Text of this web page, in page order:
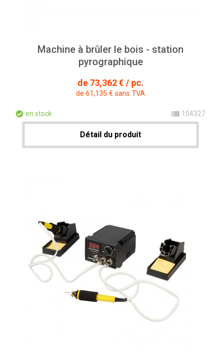
Machine à brûler le bois - station
pyrographique
de 73,362 € / pc.
de 61,135 € sans TVA
en stock 104327
Détail du produit